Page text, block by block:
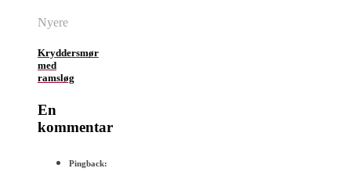
Nyere
Kryddersmør
med
ramsløg
En
kommentar
Pingback: